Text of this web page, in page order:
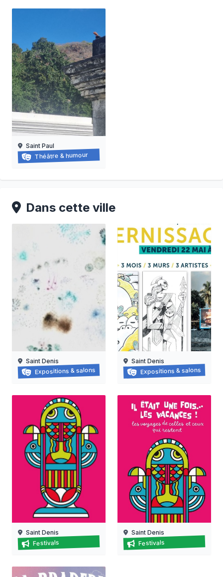
Balade-spectacle à saint-paul
21/03/2026 au
Saint Paul
Théâtre & humour
Dans cette ville
Grapzëtwal
30/05/2026 au
Saint Denis
Expositions & salons Exposition : nanas vanille
16/06/2026 au
Saint Denis
Expositions & salons
Il était une fois… les vacances !
03/07/2026 au
Saint Denis
Festivals Il était une fois… les
28/07/2026 au
Saint Denis
Festivals